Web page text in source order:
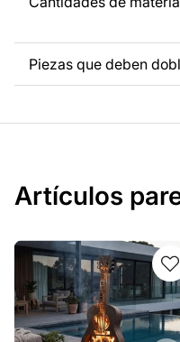
Piezas que deben
Artículos